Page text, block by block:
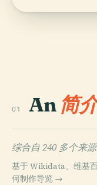
01 An 简
综合自 240 多个来源
基于 Wikidata、维基百
何制作导览 →